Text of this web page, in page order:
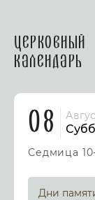
Церковный
календарь
08
Дни